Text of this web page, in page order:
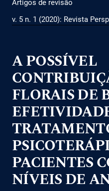
Artigos de revisão
v. 5 n. 1 (2020): Revista
A POSSÍVEL
FLORAIS DE
PACIENTES
NÍVEIS DE